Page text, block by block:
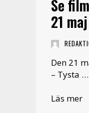
Se
21 maj
Den 21
– Tysta …
Läs mer